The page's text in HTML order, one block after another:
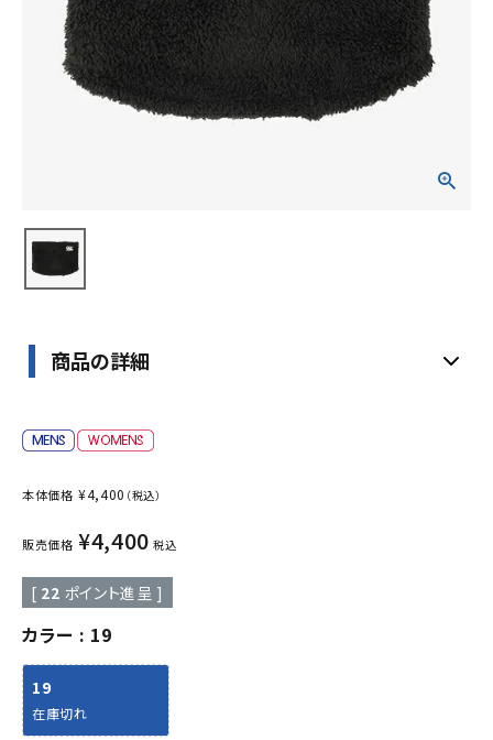
ご利用ガイド
お問い合わせ
商品の詳細
本体価格 ¥4,400 （税込）
販売価格 ¥4,400 税込
[ 22 ポイント進呈 ]
カラー 19
19
在庫切れ